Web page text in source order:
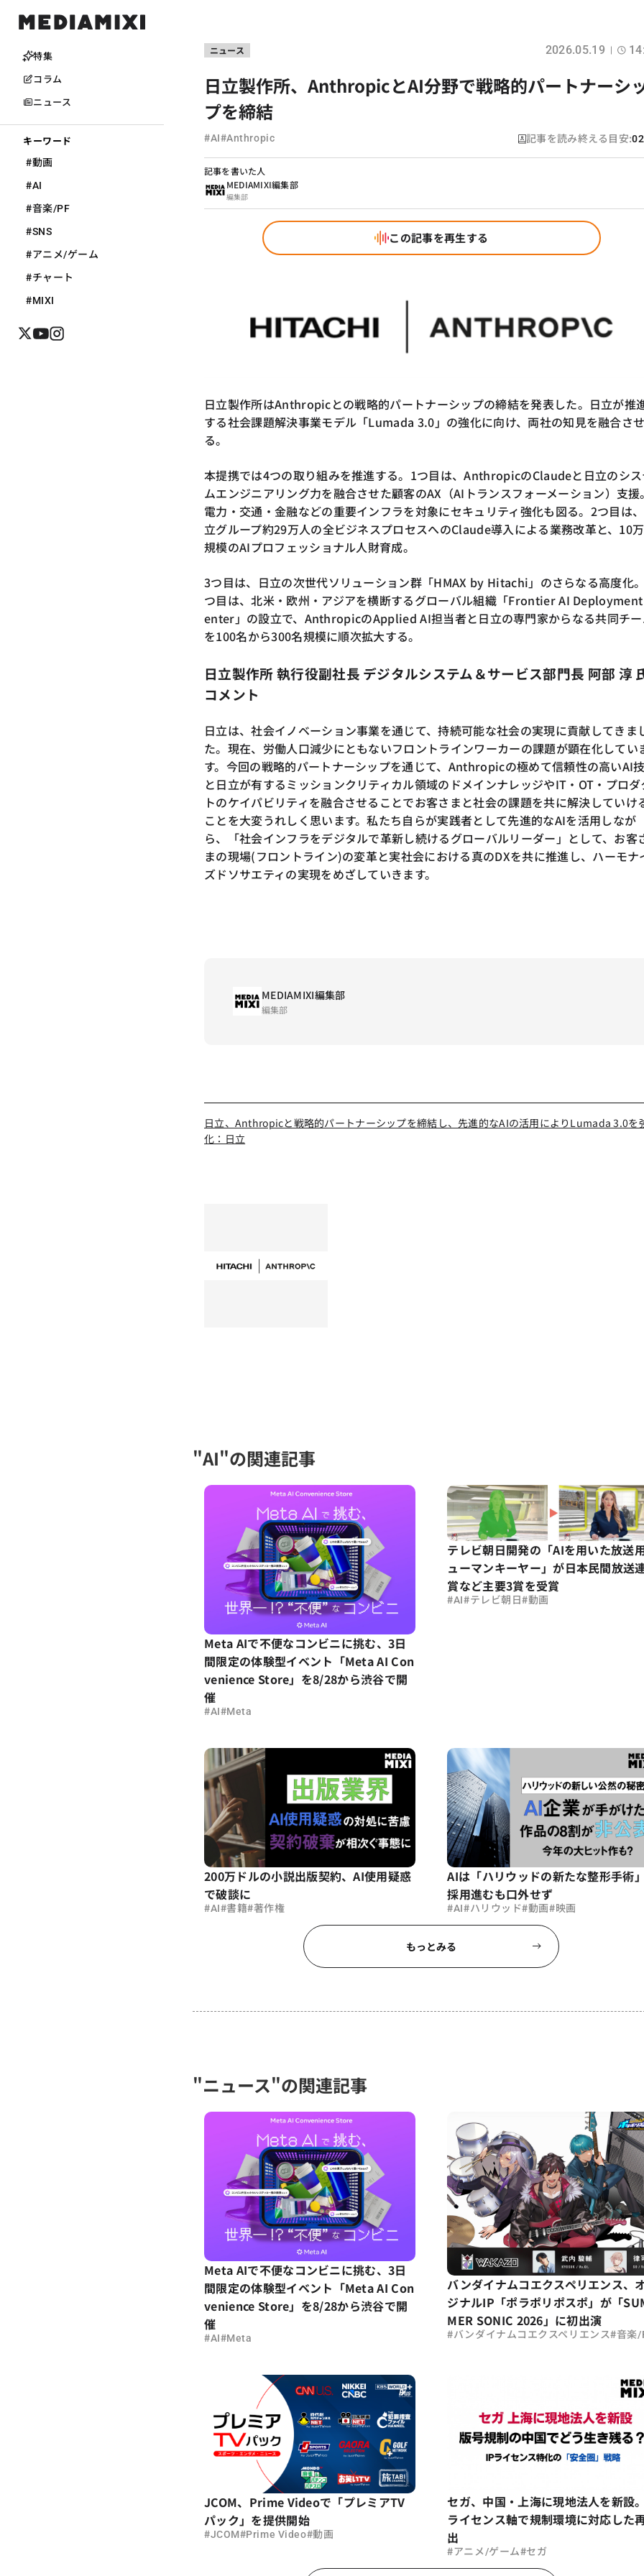
特集
コラム
ニュース
キーワード
#動画
#AI
#音楽/PF
#SNS
#アニメ/ゲーム
#チャート
#MIXI
ニュース 2026.05.19
日立製作所、AnthropicとAI分野で戦略的パートナーシ
プを締結
#AI#Anthropic 記事を読み終える目安:
記事を書いた人
MEDIAMIXI編集部
編集部
この記事を再生する
日立製作所はAnthropicとの戦略的パートナーシップの締結を発表した。日立が推
する社会課題解決事業モデル「Lumada 3.0」の強化に向け、両社の知見を融合さ
る。
本提携では4つの取り組みを推進する。1つ目は、AnthropicのClaudeと日立のシ
ムエンジニアリング力を融合させた顧客のAX（AIトランスフォーメーション）支援
電力・交通・金融などの重要インフラを対象にセキュリティ強化も図る。2つ目は
立グループ約29万人の全ビジネスプロセスへのClaude導入による業務改革と、10
規模のAIプロフェッショナル人財育成。
3つ目は、日立の次世代ソリューション群「HMAX by Hitachi」のさらなる高度化
つ目は、北米・欧州・アジアを横断するグローバル組織「Frontier AI
enter」の設立で、AnthropicのApplied AI担当者と日立の専門家からなる共同チ
を100名から300名規模に順次拡大する。
日立製作所 執行役副社長 デジタルシステム＆サービス部門長 阿部 淳
コメント
日立は、社会イノベーション事業を通じて、持続可能な社会の実現に貢献してきま
た。現在、労働人口減少にともないフロントラインワーカーの課題が顕在化してい
す。今回の戦略的パートナーシップを通じて、Anthropicの極めて信頼性の高いAI
と日立が有するミッションクリティカル領域のドメインナレッジやIT・OT・プロダ
トのケイパビリティを融合させることでお客さまと社会の課題を共に解決していけ
ことを大変うれしく思います。私たち自らが実践者として先進的なAIを活用しなが
ら、「社会インフラをデジタルで革新し続けるグローバルリーダー」として、お客
まの現場(フロントライン)の変革と実社会における真のDXを共に推進し、ハーモナ
ズドソサエティの実現をめざしていきます。
MEDIAMIXI編集部
編集部
日立、Anthropicと戦略的パートナーシップを締結し、先進的なAIの活用によりLumada 3.0を
化：日立
"AI"の関連記事
Meta AIで不便なコンビニに挑む、3日
間限定の体験型イベント「Meta AI Con
venience Store」を8/28から渋谷で開
催
#AI#Meta
テレビ朝日開発の「AIを用いた放送
ューマンキーヤー」が日本民間放送
賞など主要3賞を受賞
#AI#テレビ朝日#動画
200万ドルの小説出版契約、AI使用疑惑
で破談に
#AI#書籍#著作権
AIは「ハリウッドの新たな整形手術
採用進むも口外せず
#AI#ハリウッド#動画#映画
もっとみる
"ニュース"の関連記事
Meta AIで不便なコンビニに挑む、3日
間限定の体験型イベント「Meta AI Con
venience Store」を8/28から渋谷で開
催
#AI#Meta
バンダイナムコエクスペリエンス、
ジナルIP「ポラポリポスポ」が「
MER SONIC 2026」に初出演
#バンダイナムコエクスペリエンス#音楽/
JCOM、Prime Videoで「プレミアTV
パック」を提供開始
#JCOM#Prime Video#動画
セガ、中国・上海に現地法人を新設
ライセンス軸で規制環境に対応した
出
#アニメ/ゲーム#セガ